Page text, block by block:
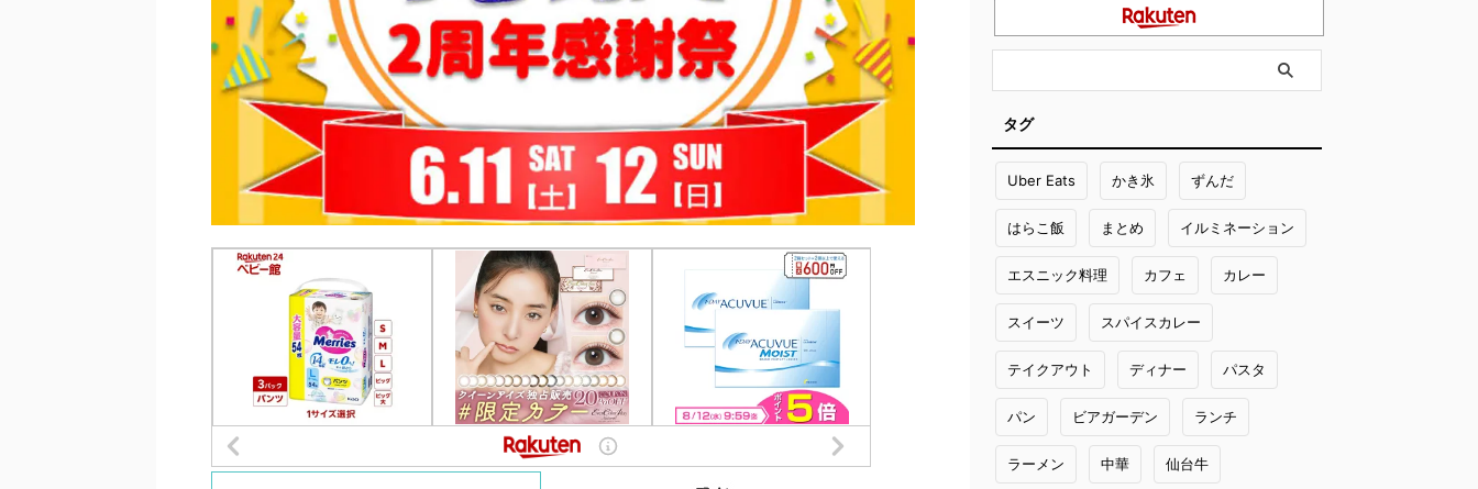
タグ
Uber Eats かき氷 ずんだ
はらこ飯 まとめ イルミネーション
エスニック料理 カフェ カレー
スイーツ スパイスカレー
テイクアウト ディナー パスタ
パン ビアガーデン ランチ
ラーメン 中華 仙台牛